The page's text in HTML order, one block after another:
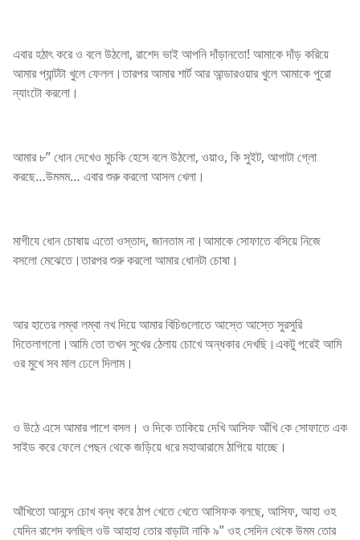
এবার হঠাৎ করে ও বলে উঠলো, রাশেদ ভাই আপনি দাঁড়ানতো! আমাকে দাঁড় করিয়ে
আমার প্যান্টটা খুলে ফেলল।তারপর আমার শার্ট আর আন্ডারওয়ার খুলে আমাকে পুরো
ন্যাংটো করলো।
আমার ৮” ধোন দেখেও মুচকি হেসে বলে উঠলো, ওয়াও, কি সুইট, আগাটা গ্লো
করছে…উমমম… এবার শুরু করলো আসল খেলা।
মাগীযে ধোন চোষায় এতো ওস্তাদ, জানতাম না।আমাকে সোফাতে বসিয়ে নিজে
বসলো মেঝেতে।তারপর শুরু করলো আমার ধোনটা চোষা।
আর হাতের লম্বা লম্বা নখ দিয়ে আমার বিচিগুলোতে আস্তে আস্তে সুরসুরি
দিতেলাগলো।আমি তো তখন সুখের ঠেলায় চোখে অন্ধকার দেখছি।একটু পরেই আমি
ওর মুখে সব মাল ঢেলে দিলাম।
ও উঠে এসে আমার পাশে বসল। ও দিকে তাকিয়ে দেখি আসিফ আঁখি কে সোফাতে এক
সাইড করে ফেলে পেছন থেকে জড়িয়ে ধরে মহাআরামে ঠাপিয়ে যাচ্ছে।
আঁখিতো আনন্দে চোখ বন্ধ করে ঠাপ খেতে খেতে আসিফক বলছে, আসিফ, আহা ওহ
যেদিন রাশেদ বলছিল ওউ আহাহা তোর বাড়াটা নাকি ৯” ওহ সেদিন থেকে উমম তোর